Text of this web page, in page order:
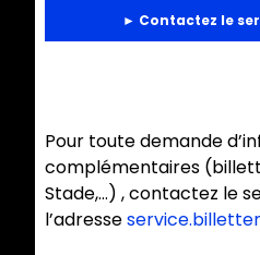
► Contactez le
Pour toute demande
complémentaires
Stade,...) , contactez le
l’adresse